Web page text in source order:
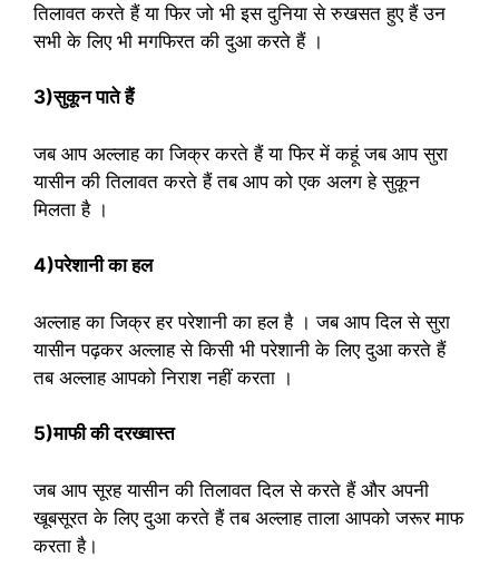
तिलावत करते हैं या फिर जो भी इस दुनिया से रुखसत हुए हैं उन
सभी के लिए भी मगफिरत की दुआ करते हैं ।
3)सुकून पाते हैं
जब आप अल्लाह का जिक्र करते हैं या फिर में कहूं जब आप सुरा
यासीन की तिलावत करते हैं तब आप को एक अलग हे सुकून
मिलता है ।
4)परेशानी का हल
अल्लाह का जिक्र हर परेशानी का हल है । जब आप दिल से सुरा
यासीन पढ़कर अल्लाह से किसी भी परेशानी के लिए दुआ करते हैं
तब अल्लाह आपको निराश नहीं करता ।
5)माफी की दरख्वास्त
जब आप सूरह यासीन की तिलावत दिल से करते हैं और अपनी
खूबसूरत के लिए दुआ करते हैं तब अल्लाह ताला आपको जरूर माफ
करता है।